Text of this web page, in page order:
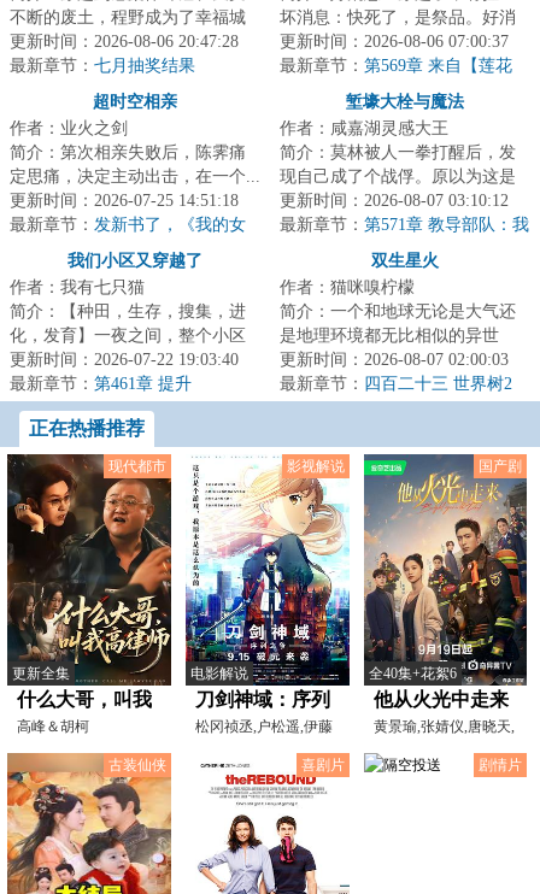
不断的废土，程野成为了幸福城
的边境检查官。每一个想要加入
幸福城的幸存者...
更新时间：2026-08-06 20:47:28
最新章节： 七月抽奖结果
坏消息：快死了，是祭品。好消
息：我已成功奴役了邪神！…打
开为入侵仙界而...
更新时间：2026-08-06 07:00:37
最新章节： 第569章 来自【莲花
宫】的技术指导
超时空相亲
作者：业火之剑
简介：第次相亲失败后，陈霁痛
定思痛，决定主动出击，在一个...
更新时间：2026-07-25 14:51:18
最新章节： 发新书了，《我的女
友是收容物》
堑壕大栓与魔法
作者：咸嘉湖灵感大王
简介：莫林被人一拳打醒后，发
现自己成了个战俘。原以为这是
个类似一战爆发前夜的世界，却
发现实际情况比...
更新时间：2026-08-07 03:10:12
最新章节： 第571章 教导部队：我
我们小区又穿越了
作者：我有七只猫
简介：【种田，生存，搜集，进
化，发育】一夜之间，整个小区
穿越到了生物异常的原始荒野世
界，生存，成为...
更新时间：2026-07-22 19:03:40
最新章节： 第461章 提升
双生星火
作者：猫咪嗅柠檬
简介：一个和地球无论是大气还
是地理环境都无比相似的异世
界，一个发展出称霸星系的科技
却依然停留在前现...
更新时间：2026-08-07 02:00:03
最新章节： 四百二十三 世界树2
正在热播推荐
现代都市
更新全集
什么大哥，叫我
高律师
高峰＆胡柯
影视解说
电影解说
刀剑神域：序列
之争[电影解说]
松冈祯丞,户松遥,伊藤
加奈惠,竹达彩奈,日高
国产剧
全40集+花絮6
他从火光中走来
黄景瑜,张婧仪,唐晓天,
张进,陆思宇,李明峻,
古装仙侠
喜剧片 剧情片